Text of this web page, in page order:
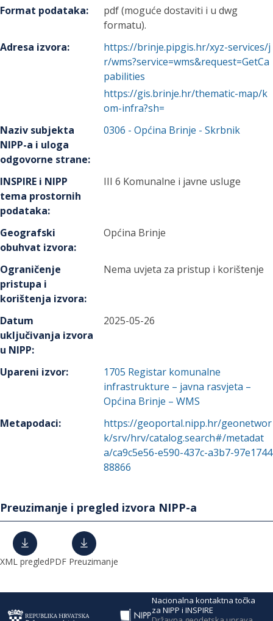
Format podataka:
pdf (moguće dostaviti i u dwg
formatu).
Adresa izvora:
https://brinje.pipgis.hr/xyz-services/j
r/wms?service=wms&request=GetCa
pabilities
https://gis.brinje.hr/thematic-map/k
om-infra?sh=
Naziv subjekta
NIPP-a i uloga
odgovorne strane:
0306 -Općina Brinje - Skrbnik
INSPIRE i NIPP
tema prostornih
podataka:
III 6 Komunalne i javne usluge
Geografski
obuhvat izvora:
Općina Brinje
Ograničenje
pristupa i
korištenja izvora:
Nema uvjeta za pristup i korištenje
Datum
uključivanja izvora
u NIPP:
2025-05-26
Upareni izvor: 1705 Registar komunalne
infrastrukture – javna rasvjeta –
Općina Brinje – WMS
Metapodaci:
https://geoportal.nipp.hr/geonetwor
k/srv/hrv/catalog.search#/metadat
a/ca9c5e56-e590-437c-a3b7-97e1744
88866
Preuzimanje i pregled izvora NIPP-a
XML pregledPDF Preuzimanje
Nacionalna kontaktna točka
za NIPP i INSPIRE